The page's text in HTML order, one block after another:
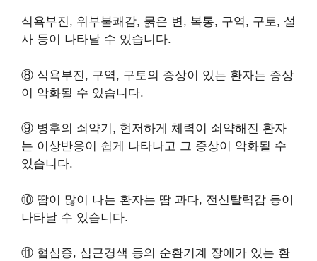
식욕부진, 위부불쾌감, 묽은 변, 복통, 구역, 구토, 설
사 등이 나타날 수 있습니다.
⑧ 식욕부진, 구역, 구토의 증상이 있는 환자는 증상
이 악화될 수 있습니다.
⑨ 병후의 쇠약기, 현저하게 체력이 쇠약해진 환자
는 이상반응이 쉽게 나타나고 그 증상이 악화될 수
있습니다.
⑩ 땀이 많이 나는 환자는 땀 과다, 전신탈력감 등이
나타날 수 있습니다.
⑪ 협심증, 심근경색 등의 순환기계 장애가 있는 환